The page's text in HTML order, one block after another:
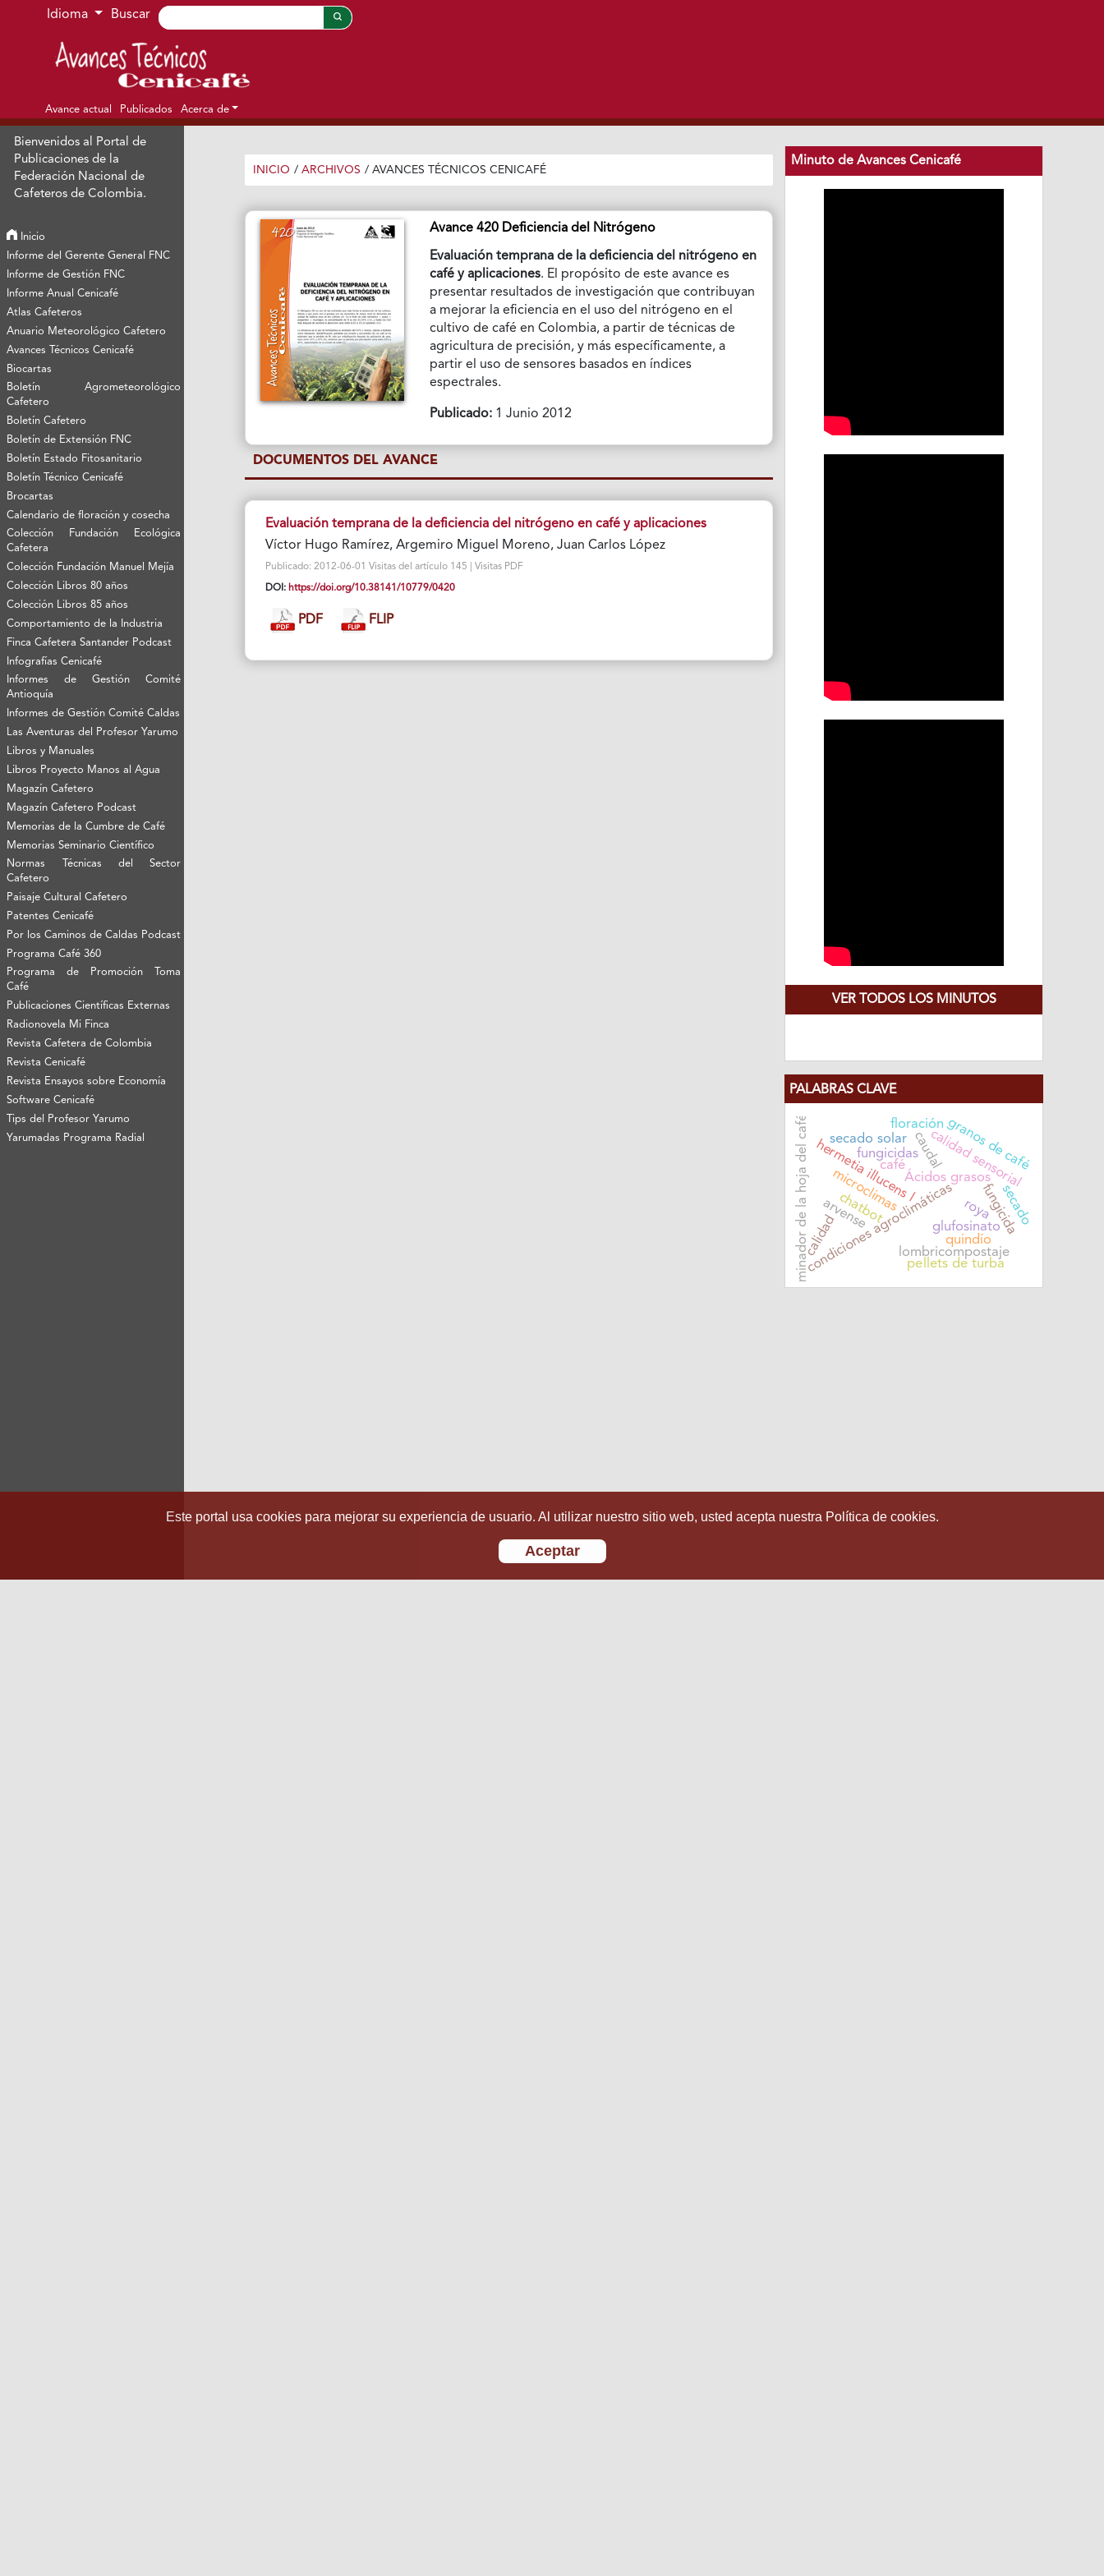
Ir al menú de navegación principal
Ir al contenido principal
Ir al pie de página del sitio
Idioma Buscar
Avance actual Publicados Acerca de
Bienvenidos al Portal de
Publicaciones de la
Federación Nacional de
Cafeteros de Colombia.
Inicio
Informe del Gerente General FNC
Informe de Gestión FNC
Informe Anual Cenicafé
Atlas Cafeteros
Anuario Meteorológico Cafetero
Avances Técnicos Cenicafé
Biocartas
Boletín Agrometeorológico
Cafetero
Boletín Cafetero
Boletín de Extensión FNC
Boletín Estado Fitosanitario
Boletín Técnico Cenicafé
Brocartas
Calendario de floración y cosecha
Colección Fundación Ecológica
Cafetera
Colección Fundación Manuel Mejía
Colección Libros 80 años
Colección Libros 85 años
Comportamiento de la Industria
Finca Cafetera Santander Podcast
Infografías Cenicafé
Informes de Gestión Comité
Antioquía
Informes de Gestión Comité Caldas
Las Aventuras del Profesor Yarumo
Libros y Manuales
Libros Proyecto Manos al Agua
Magazín Cafetero
Magazín Cafetero Podcast
Memorias de la Cumbre de Café
Memorias Seminario Científico
Normas Técnicas del Sector
Cafetero
Paisaje Cultural Cafetero
Patentes Cenicafé
Por los Caminos de Caldas Podcast
Programa Café 360
Programa de Promoción Toma
Café
Publicaciones Científicas Externas
Radionovela Mi Finca
Revista Cafetera de Colombia
Revista Cenicafé
Revista Ensayos sobre Economía
Software Cenicafé
Tips del Profesor Yarumo
Yarumadas Programa Radial
INICIO / ARCHIVOS / AVANCES TÉCNICOS CENICAFÉ
Avance 420 Deficiencia del Nitrógeno
Evaluación temprana de la deficiencia del nitrógeno en
café y aplicaciones. El propósito de este avance es
presentar resultados de investigación que contribuyan
a mejorar la eficiencia en el uso del nitrógeno en el
cultivo de café en Colombia, a partir de técnicas de
agricultura de precisión, y más específicamente, a
partir el uso de sensores basados en índices
espectrales.
Publicado: 1 Junio 2012
DOCUMENTOS DEL AVANCE
Evaluación temprana de la deficiencia del nitrógeno en café y aplicaciones
Víctor Hugo Ramírez, Argemiro Miguel Moreno, Juan Carlos López
Publicado: 2012-06-01 Visitas del artículo 145 | Visitas PDF
DOI: https://doi.org/10.38141/10779/0420
PDF FLIP
Minuto de Avances Cenicafé
VER TODOS LOS MINUTOS
PALABRAS CLAVE
Ácidos grasos
condiciones agroclimáticas
calidad sensorial
quindío
hermetia illucens l
lombricompostaje
royafungicida
chatbot
microclimas
café
arvense glufosinato
minador de la hoja del cafécalidad
caudalgranos de café
pellets de turba
fungicidas
secado solar
floración
secado
Este portal usa cookies para mejorar su experiencia de usuario. Al utilizar nuestro sitio web, usted acepta nuestra Política de cookies.
Aceptar